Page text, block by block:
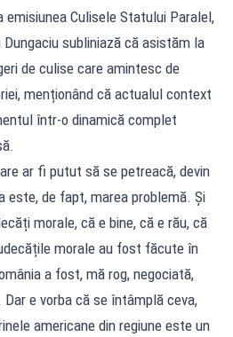
Culisele Statului Paralel,
subliniază că asistăm la
de culise care amintesc de
menționând că actualul context
într-o dinamică complet
ar fi putut să se petreacă, devin
de fapt, marea problemă. Și
morale, că e bine, că e rău, că
morale au fost făcute în
a fost, mă rog, negociată,
e vorba că se întâmplă ceva,
americane din regiune este un